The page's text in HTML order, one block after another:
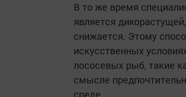
В то же время
является
снижается. Этому
искусственных
лососевых рыб, такие
смысле
среде.